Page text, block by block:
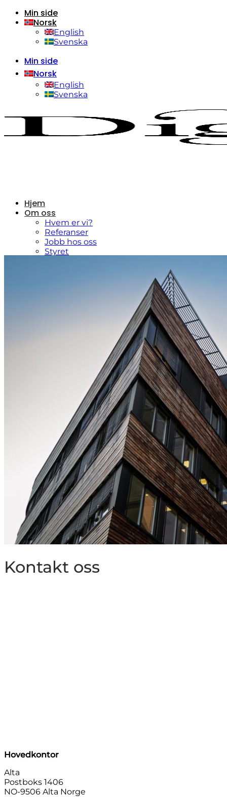
Skip
content
Min side
Norsk
English
Svenska
Min side
Norsk
English
Svenska
Hjem
Om oss
Hvem er vi?
Referanser
Jobb hos oss
Styret
Kontakt oss
Hovedkontor
Alta
Postboks 1406
NO-9506 Alta Norge